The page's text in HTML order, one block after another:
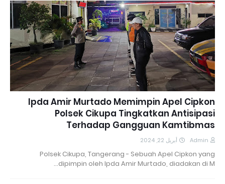
Ipda Amir Murtado Memimpin Apel Cipkon
Polsek Cikupa Tingkatkan Antisipasi
Terhadap Gangguan Kamtibmas
Admin أبريل 22, 2024
Polsek Cikupa, Tangerang - Sebuah Apel Cipkon yang
dipimpin oleh Ipda Amir Murtado, diadakan di M…